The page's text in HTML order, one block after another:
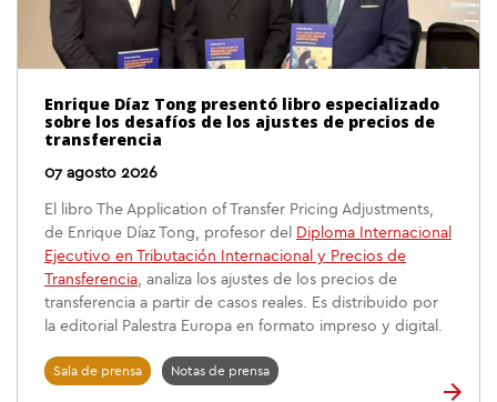
Enrique Díaz Tong presentó libro especializado
sobre los desafíos de los ajustes de precios de
transferencia
07 agosto 2026
El libro The Application of Transfer Pricing Adjustments,
de Enrique Díaz Tong, profesor del
Diploma Internacional
Ejecutivo en Tributación Internacional y Precios de
Transferencia, analiza los ajustes de los precios de
transferencia a partir de casos reales. Es distribuido por
la editorial Palestra Europa en formato impreso y digital.
Sala de prensa Notas de prensa